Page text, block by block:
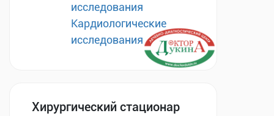
исследования
Кардиологические
исследования
Хирургический стационар